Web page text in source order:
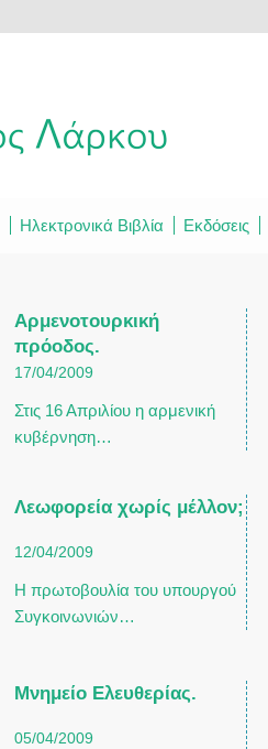
Ηλεκτρονικά Βιβλία Εκδόσεις
Αρμενοτουρκική
πρόοδος.
17/04/2009
Στις 16 Απριλίου η αρμενική
κυβέρνηση…
Λεωφορεία χωρίς μέλλoν;
12/04/2009
Η πρωτοβουλία του υπουργού
Συγκοινωνιών…
Μνημείο Ελευθερίας.
05/04/2009